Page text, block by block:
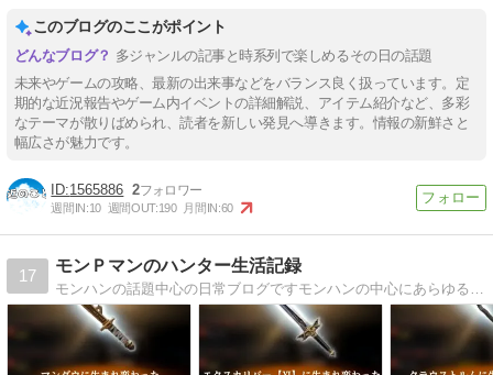
このブログのここがポイント
多ジャンルの記事と時系列で楽しめるその日の話題
未来やゲームの攻略、最新の出来事などをバランス良く扱っています。定
期的な近況報告やゲーム内イベントの詳細解説、アイテム紹介など、多彩
なテーマが散りばめられ、読者を新しい発見へ導きます。情報の新鮮さと
幅広さが魅力です。
1565886 2
週間IN:10 週間OUT:190 月間IN:60
17
モンＰマンのハンター生活記録
モンハンの話題中心の日常ブログですモンハンの中心にあらゆる話題をとりあげております！ぜひ遊びにきてください